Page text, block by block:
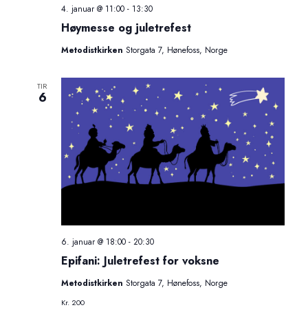
Høymesse og juletrefest
4. januar @ 11:00- 13:30
Metodistkirken Storgata 7, Hønefoss, Norge
TIR
6
Epifani: Juletrefest for voksne
6. januar @ 18:00- 20:30
Metodistkirken Storgata 7, Hønefoss, Norge
Kr. 200